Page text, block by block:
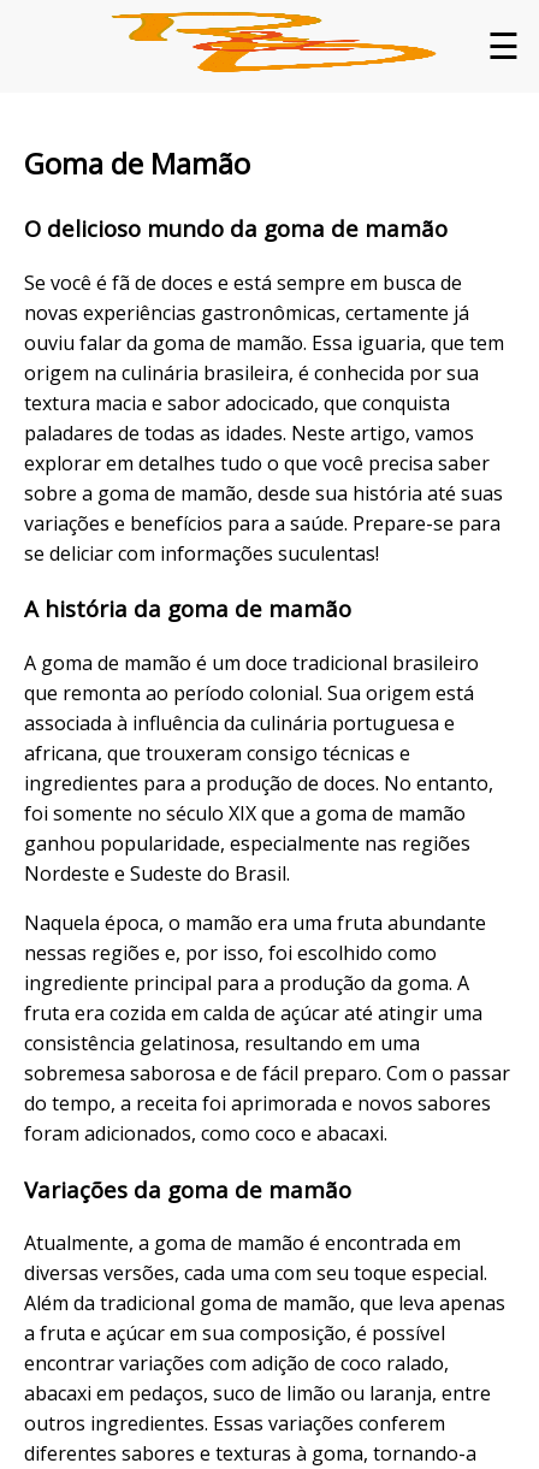
☰
Goma de Mamão
O delicioso mundo da goma de mamão
Se você é fã de doces e está sempre em busca de
novas experiências gastronômicas, certamente já
ouviu falar da goma de mamão. Essa iguaria, que tem
origem na culinária brasileira, é conhecida por sua
textura macia e sabor adocicado, que conquista
paladares de todas as idades. Neste artigo, vamos
explorar em detalhes tudo o que você precisa saber
sobre a goma de mamão, desde sua história até suas
variações e benefícios para a saúde. Prepare-se para
se deliciar com informações suculentas!
A história da goma de mamão
A goma de mamão é um doce tradicional brasileiro
que remonta ao período colonial. Sua origem está
associada à influência da culinária portuguesa e
africana, que trouxeram consigo técnicas e
ingredientes para a produção de doces. No entanto,
foi somente no século XIX que a goma de mamão
ganhou popularidade, especialmente nas regiões
Nordeste e Sudeste do Brasil.
Naquela época, o mamão era uma fruta abundante
nessas regiões e, por isso, foi escolhido como
ingrediente principal para a produção da goma. A
fruta era cozida em calda de açúcar até atingir uma
consistência gelatinosa, resultando em uma
sobremesa saborosa e de fácil preparo. Com o passar
do tempo, a receita foi aprimorada e novos sabores
foram adicionados, como coco e abacaxi.
Variações da goma de mamão
Atualmente, a goma de mamão é encontrada em
diversas versões, cada uma com seu toque especial.
Além da tradicional goma de mamão, que leva apenas
a fruta e açúcar em sua composição, é possível
encontrar variações com adição de coco ralado,
abacaxi em pedaços, suco de limão ou laranja, entre
outros ingredientes. Essas variações conferem
diferentes sabores e texturas à goma, tornando-a